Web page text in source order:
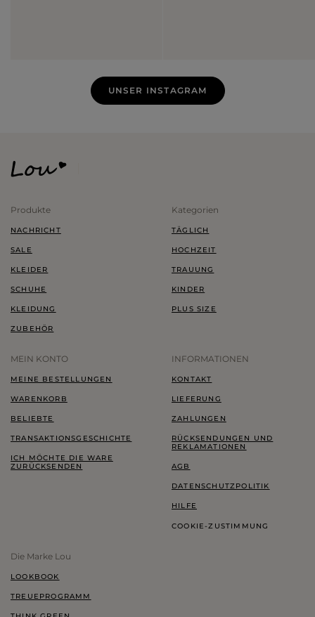
UNSER INSTAGRAM
Produkte
NACHRICHT
SALE
KLEIDER
SCHUHE
KLEIDUNG
ZUBEHÖR
Kategorien
TÄGLICH
HOCHZEIT
TRAUUNG
KINDER
PLUS SIZE
MEIN KONTO
MEINE BESTELLUNGEN
WARENKORB
BELIEBTE
TRANSAKTIONSGESCHICHTE
ICH MÖCHTE DIE WARE
ZURÜCKSENDEN
INFORMATIONEN
KONTAKT
LIEFERUNG
ZAHLUNGEN
RÜCKSENDUNGEN UND
REKLAMATIONEN
AGB
DATENSCHUTZPOLITIK
HILFE
COOKIE-ZUSTIMMUNG
Die Marke Lou
LOOKBOOK
TREUEPROGRAMM